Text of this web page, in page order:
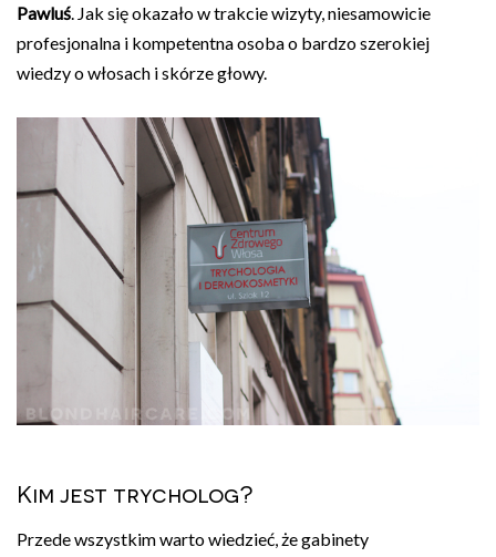
Pawluś . Jak się okazało w trakcie wizyty, niesamowicie
profesjonalna i kompetentna osoba o bardzo szerokiej
wiedzy o włosach i skórze głowy.
Kim jest trycholog?
Przede wszystkim warto wiedzieć, że gabinety